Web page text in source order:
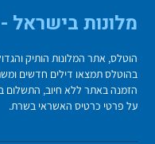
מלונות בישראל
הוטלס, אתר המלונות הותיק
בהוטלס תמצאו דילים חדשים
על פרטי כרטיס האשראי בשרת.